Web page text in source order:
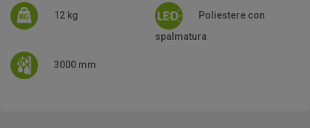
12 kg
Poliestere con
spalmatura
3000 mm